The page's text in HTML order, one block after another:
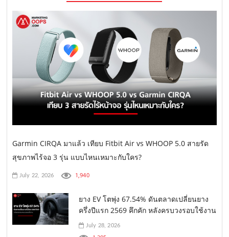
Garmin CIRQA มาแล้ว เทียบ Fitbit Air vs WHOOP 5.0 สายรัด
สุขภาพไร้จอ 3 รุ่น แบบไหนเหมาะกับใคร?
July 22, 2026 1,940
ยาง EV โตพุ่ง 67.54% ดันตลาดเปลี่ยนยาง
ครึ่งปีแรก 2569 คึกคัก หลังครบวงรอบใช้งาน
July 28, 2026